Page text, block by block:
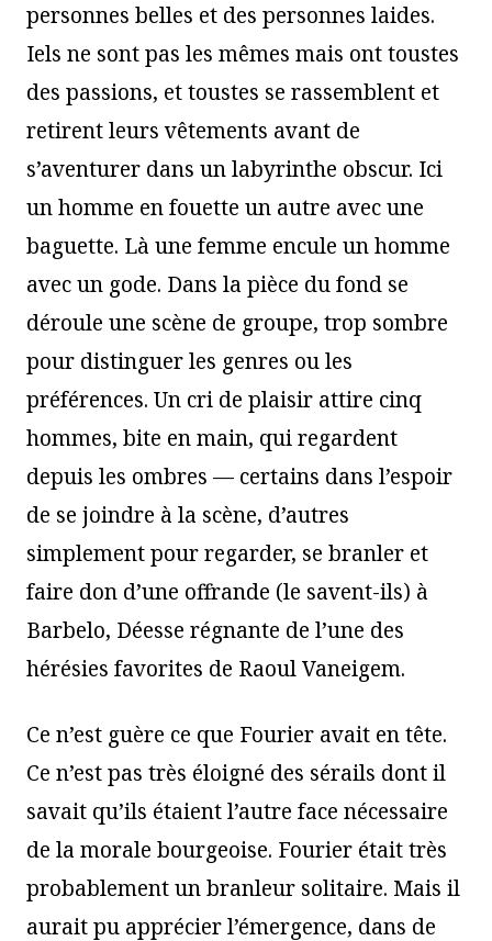
personnes belles et des personnes laides.
Iels ne sont pas les mêmes mais ont toustes
des passions, et toustes se rassemblent et
retirent leurs vêtements avant de
s’aventurer dans un labyrinthe obscur. Ici
un homme en fouette un autre avec une
baguette. Là une femme encule un homme
avec un gode. Dans la pièce du fond se
déroule une scène de groupe, trop sombre
pour distinguer les genres ou les
préférences. Un cri de plaisir attire cinq
hommes, bite en main, qui regardent
depuis les ombres — certains dans l’espoir
de se joindre à la scène, d’autres
simplement pour regarder, se branler et
faire don d’une offrande (le savent-ils) à
Barbelo, Déesse régnante de l’une des
hérésies favorites de Raoul Vaneigem.
Ce n’est guère ce que Fourier avait en tête.
Ce n’est pas très éloigné des sérails dont il
savait qu’ils étaient l’autre face nécessaire
de la morale bourgeoise. Fourier était très
probablement un branleur solitaire. Mais il
aurait pu apprécier l’émergence, dans de